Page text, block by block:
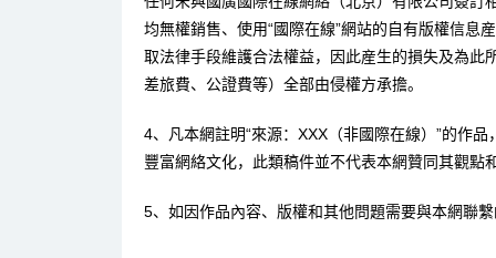
均無權銷售、使用“國際在線”網站的自有版權信息
取法律手段維護合法權益，因此産生的損失及為此
差旅費、公證費等）全部由侵權方承擔。
4、凡本網註明“來源：XXX（非國際在線）”的作
豐富網絡文化，此類稿件並不代表本網贊同其觀點
5、如因作品內容、版權和其他問題需要與本網聯